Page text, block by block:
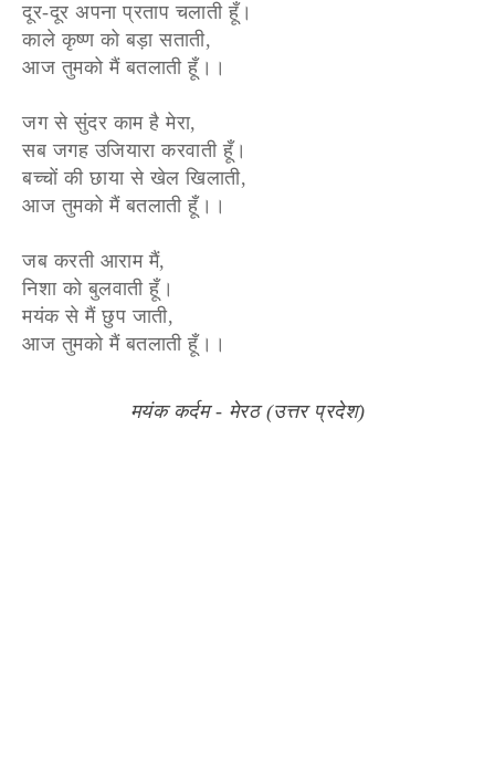
दूर-दूर अपना प्रताप चलाती हूँ।
काले कृष्ण को बड़ा सताती,
आज तुमको मैं बतलाती हूँ।।
जग से सुंदर काम है मेरा,
सब जगह उजियारा करवाती हूँ।
बच्चों की छाया से खेल खिलाती,
आज तुमको मैं बतलाती हूँ।।
जब करती आराम मैं,
निशा को बुलवाती हूँ।
मयंक से मैं छुप जाती,
आज तुमको मैं बतलाती हूँ।।
मयंक कर्दम - मेरठ (उत्तर प्रदेश)